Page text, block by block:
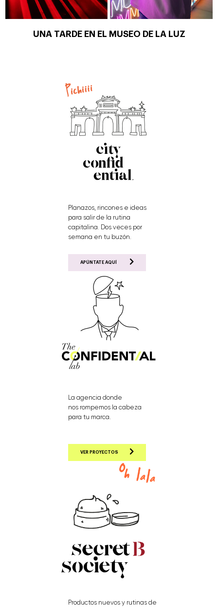
UNA TARDE EN EL MUSEO DE LA LUZ
Planazos, rincones e ideas
para salir de la rutina
capitalina. Dos veces por
semana en tu buzón.
APÚNTATE AQUÍ
La agencia donde
nos rompemos la cabeza
para tu marca.
VER PROYECTOS
Productos nuevos y rutinas de